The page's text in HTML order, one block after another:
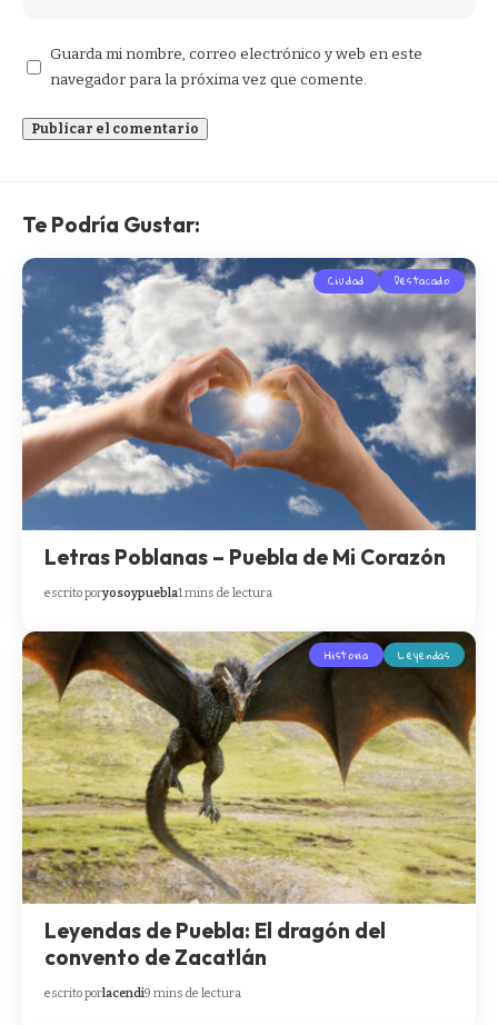
Guarda mi nombre, correo electrónico y web en este
navegador para la próxima vez que comente.
Te Podría Gustar:
Ciudad Destacado
Letras Poblanas – Puebla de Mi Corazón
escrito poryosoypuebla1 mins de lectura
Historia Leyendas
Leyendas de Puebla: El dragón del
convento de Zacatlán
escrito porlacendi9 mins de lectura